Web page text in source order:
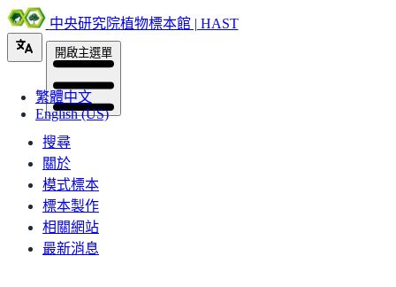
中央研究院植物標本館 | HAST
繁體中文
English (US)
開啟主選單
搜尋
關於
模式標本
標本製作
相關網站
最新消息